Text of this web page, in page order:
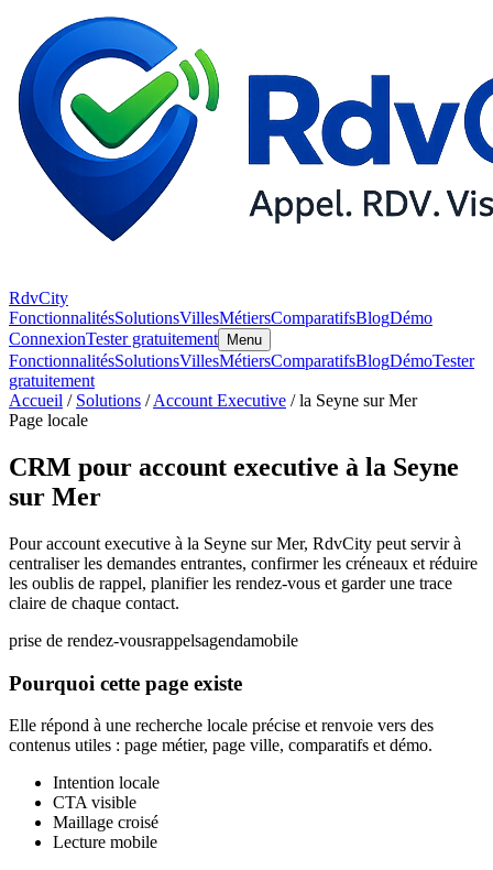
RdvCity
FonctionnalitésSolutionsVillesMétiersComparatifsBlogDémo
ConnexionTester gratuitement Menu
FonctionnalitésSolutionsVillesMétiersComparatifsBlogDémoTester
gratuitement
Accueil / Solutions /Account Executive / la Seyne sur Mer
Page locale
CRM pour account executive à la Seyne
sur Mer
Pour account executive à la Seyne sur Mer, RdvCity peut servir à
centraliser les demandes entrantes, confirmer les créneaux et réduire
les oublis de rappel, planifier les rendez-vous et garder une trace
claire de chaque contact.
prise de rendez-vousrappelsagendamobile
Pourquoi cette page existe
Elle répond à une recherche locale précise et renvoie vers des
contenus utiles : page métier, page ville, comparatifs et démo.
Intention locale
CTA visible
Maillage croisé
Lecture mobile